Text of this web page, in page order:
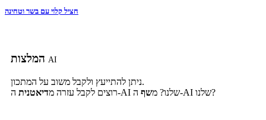
חציל קלוי עם בשר וטחינה
AI
ניתן להתייעץ ולקבל משוב על המתכון.
רוצים לקבל עזרה מדיאטנית ה-AI שלנו? משף ה-AI שלנו?